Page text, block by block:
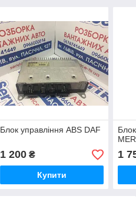
Блок управління ABS DAF
1 200₴
Купити
1